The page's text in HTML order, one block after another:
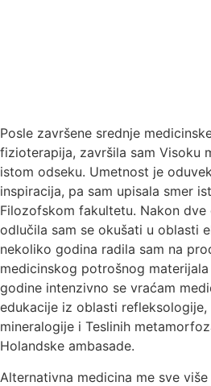
Posle završene srednje
fizioterapija, završila sam Visoku
istom odseku. Umetnost je
inspiracija, pa sam upisala smer
Filozofskom fakultetu. Nakon dve
odlučila sam se okušati u oblasti
nekoliko godina radila sam na
medicinskog potrošnog materijala
godine intenzivno se vraćam
edukacije iz oblasti refleksologije,
mineralogije i Teslinih
Holandske ambasade.
Alternativna medicina me sve